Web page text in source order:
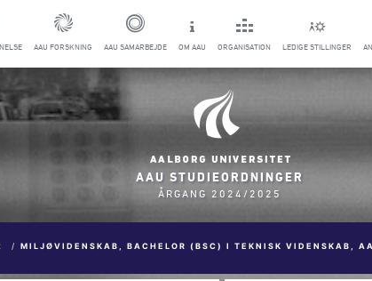
AAU FORSKNING AAU SAMARBEJDE OM AAU ORGANISATION LEDIGE STILLINGER
AAU STUDIEORDNINGER
ÅRGANG 2024/2025
/ MILJØVIDENSKAB, BACHELOR (BSC) I TEKNISK VIDENSKAB,